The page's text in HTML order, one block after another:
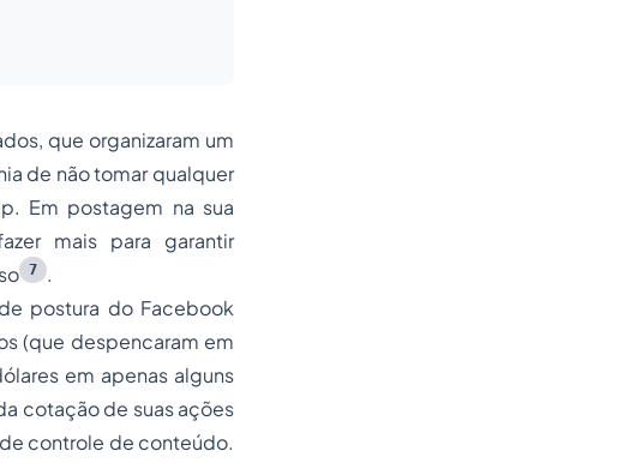
que organizaram um
de não tomar qualquer
Em postagem na sua
mais para garantir
7
.
postura do Facebook
(que despencaram em
em apenas alguns
cotação de suas ações
controle de conteúdo.